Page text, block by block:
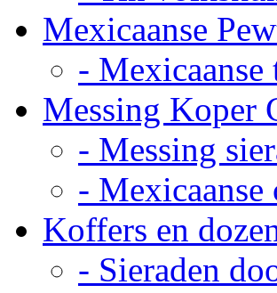
Mexicaanse
-
Messing Koper
- Messing
- Mexicaanse
Koffers en
- Sieraden